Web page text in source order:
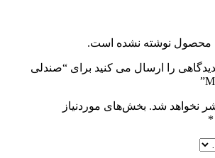
محصول نوشته نشده است.
دیدگاهی را ارسال می کنید برای “صندلی
نخواهد شد. بخش‌های موردنیاز
*